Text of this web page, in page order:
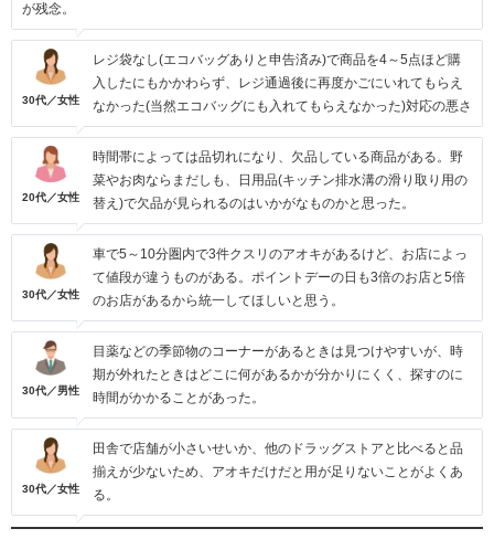
が残念。
30代／女性
レジ袋なし(エコバッグありと申告済み)で商品を4～5点ほど購
入したにもかかわらず、レジ通過後に再度かごにいれてもらえ
なかった(当然エコバッグにも入れてもらえなかった)対応の悪さ
20代／女性
時間帯によっては品切れになり、欠品している商品がある。野
菜やお肉ならまだしも、日用品(キッチン排水溝の滑り取り用の
替え)で欠品が見られるのはいかがなものかと思った。
30代／女性
車で5～10分圏内で3件クスリのアオキがあるけど、お店によっ
て値段が違うものがある。ポイントデーの日も3倍のお店と5倍
のお店があるから統一してほしいと思う。
30代／男性
目薬などの季節物のコーナーがあるときは見つけやすいが、時
期が外れたときはどこに何があるかが分かりにくく、探すのに
時間がかかることがあった。
30代／女性
田舎で店舗が小さいせいか、他のドラッグストアと比べると品
揃えが少ないため、アオキだけだと用が足りないことがよくあ
る。